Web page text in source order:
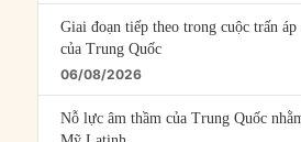
Giai đoạn tiếp theo trong cuộc trấn áp
của Trung Quốc
06/08/2026
Nỗ lực âm thầm của Trung Quốc